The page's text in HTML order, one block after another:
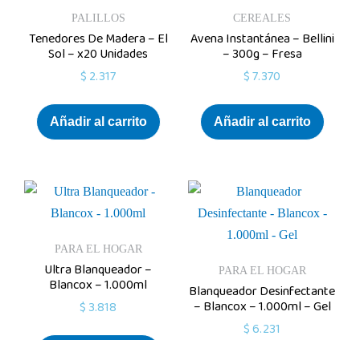
PALILLOS
Tenedores De Madera – El
Sol – x20 Unidades
$ 2.317
Añadir al carrito
CEREALES
Avena Instantánea – Bellini
– 300g – Fresa
$7.370
Añadir al carrito
PARA EL HOGAR
Ultra Blanqueador –
Blancox – 1.000ml
$ 3.818
PARA EL HOGAR
Blanqueador Desinfectante
– Blancox – 1.000ml – Gel
$6.231